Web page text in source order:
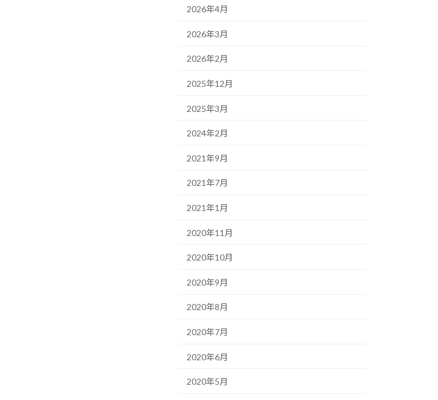
2026年4月
2026年3月
2026年2月
2025年12月
2025年3月
2024年2月
2021年9月
2021年7月
2021年1月
2020年11月
2020年10月
2020年9月
2020年8月
2020年7月
2020年6月
2020年5月